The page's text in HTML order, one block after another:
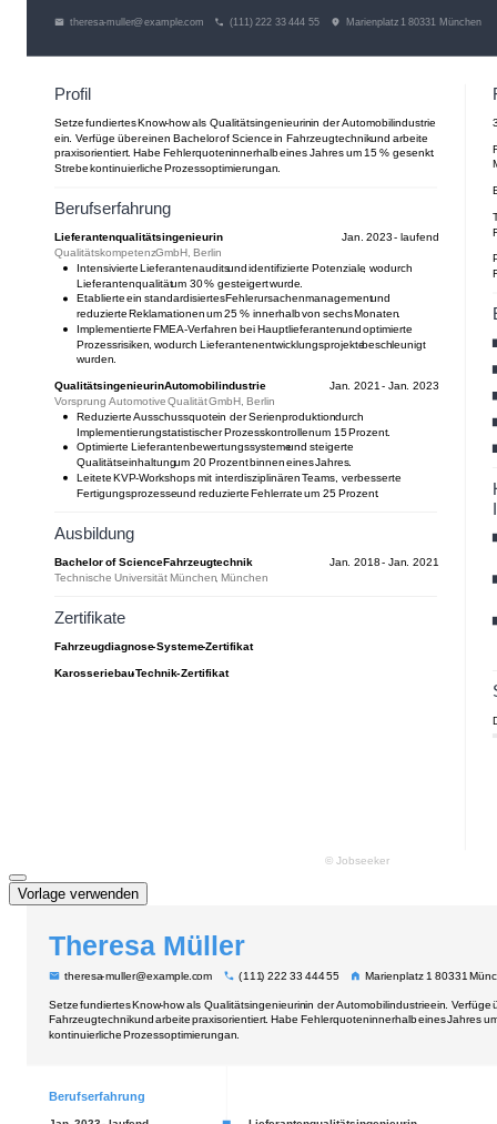
Vorlage verwenden